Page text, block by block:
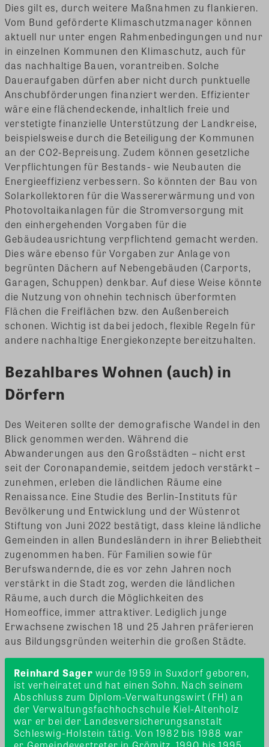
Dies gilt es, durch weitere Maßnahmen zu flankieren.
Vom Bund geförderte Klimaschutzmanager können
aktuell nur unter engen Rahmenbedingungen und nur
in einzelnen Kommunen den Klimaschutz, auch für
das nachhaltige Bauen, vorantreiben. Solche
Daueraufgaben dürfen aber nicht durch punktuelle
Anschubförderungen finanziert werden. Effizienter
wäre eine flächendeckende, inhaltlich freie und
verstetigte finanzielle Unterstützung der Landkreise,
beispielsweise durch die Beteiligung der Kommunen
an der CO2-Bepreisung. Zudem können gesetzliche
Verpflichtungen für Bestands- wie Neubauten die
Energieeffizienz verbessern. So könnten der Bau von
Solarkollektoren für die Wassererwärmung und von
Photovoltaikanlagen für die Stromversorgung mit
den einhergehenden Vorgaben für die
Gebäudeausrichtung verpflichtend gemacht werden.
Dies wäre ebenso für Vorgaben zur Anlage von
begrünten Dächern auf Nebengebäuden (Carports,
Garagen, Schuppen) denkbar. Auf diese Weise könnte
die Nutzung von ohnehin technisch überformten
Flächen die Freiflächen bzw. den Außenbereich
schonen. Wichtig ist dabei jedoch, flexible Regeln für
andere nachhaltige Energiekonzepte bereitzuhalten.
Bezahlbares Wohnen (auch) in
Dörfern
Des Weiteren sollte der demografische Wandel in den
Blick genommen werden. Während die
Abwanderungen aus den Großstädten – nicht erst
seit der Coronapandemie, seitdem jedoch verstärkt –
zunehmen, erleben die ländlichen Räume eine
Renaissance. Eine Studie des Berlin-Instituts für
Bevölkerung und Entwicklung und der Wüstenrot
Stiftung von Juni 2022 bestätigt, dass kleine ländliche
Gemeinden in allen Bundesländern in ihrer Beliebtheit
zugenommen haben. Für Familien sowie für
Berufswandernde, die es vor zehn Jahren noch
verstärkt in die Stadt zog, werden die ländlichen
Räume, auch durch die Möglichkeiten des
Homeoffice, immer attraktiver. Lediglich junge
Erwachsene zwischen 18 und 25 Jahren präferieren
aus Bildungsgründen weiterhin die großen Städte.
Reinhard Sager wurde 1959 in Suxdorf geboren,
ist verheiratet und hat einen Sohn. Nach seinem
Abschluss zum Diplom-Verwaltungswirt (FH) an
der Verwaltungsfachhochschule Kiel-Altenholz
war er bei der Landesversicherungsanstalt
Schleswig-Holstein tätig. Von 1982 bis 1988 war